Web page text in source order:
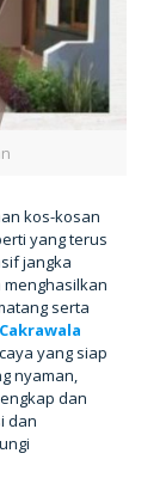
kos-kosan
yang terus
jangka
serta
yang siap
nyaman,
dan
dan